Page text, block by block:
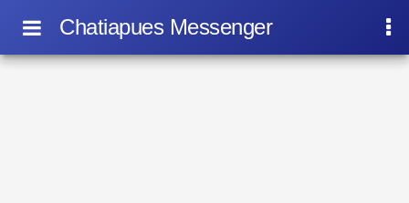
Chatiapues Messenger